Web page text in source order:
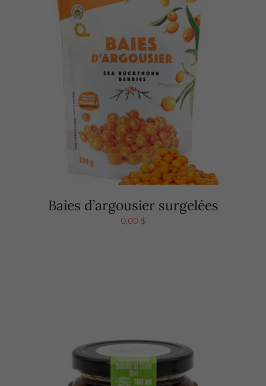
Baies d’argousier surgelées
0,00 $